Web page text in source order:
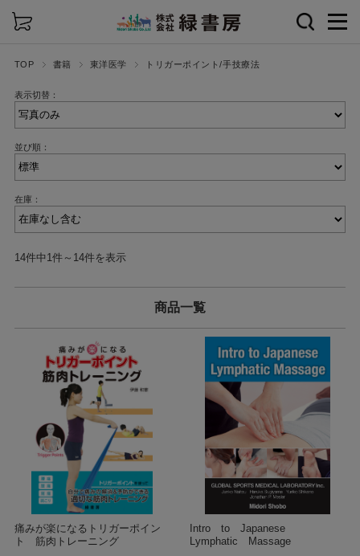
TOP 書籍 東洋医学 トリガーポイント/手技療法
表示切替：
並び順：
在庫：
14件中1件～14件を表示
商品一覧
痛みが楽になるトリガーポイン
ト 筋肉トレーニング
Intro to Japanese
Lymphatic Massage